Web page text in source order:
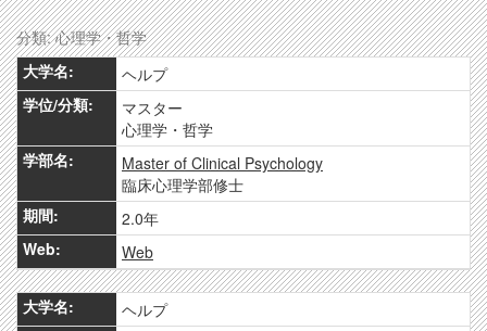
分類: 心理学・哲学
ヘルプ
マスター
心理学・哲学
Master of Clinical Psychology
臨床心理学部修士
2.0年
Web
ヘルプ